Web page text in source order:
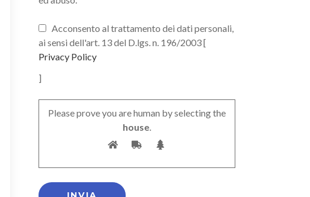
Acconsento al trattamento dei dati personali,
ai sensi dell'art. 13 del D.lgs. n. 196/2003 [
Privacy Policy
]
Please prove you are human by selecting the
house.